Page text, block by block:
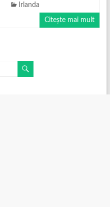
Irlanda
Citește mai mult